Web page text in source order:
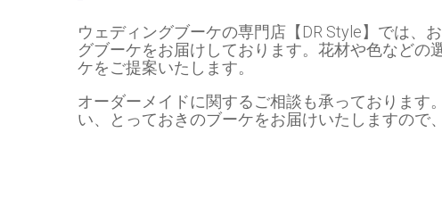
ウェディングブーケの専門店 【DR Style】では、
グブーケをお届けしております。花材や色などの
ケをご提案いたします。
オーダーメイドに関するご相談も承っております
い、とっておきのブーケをお届けいたしますので